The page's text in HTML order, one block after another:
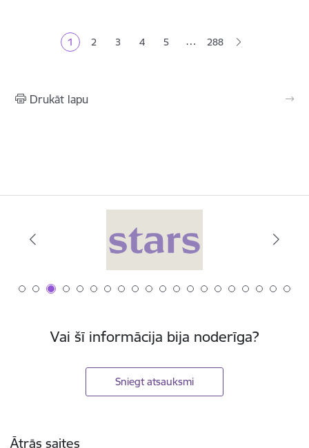
Pašreizējā lapa
1 Lapa
2 Lapa
3 Lapa
4 Lapa
5 … 288
Drukāt lapu
Vai šī informācija bija noderīga?
Sniegt atsauksmi
Ātrās saites